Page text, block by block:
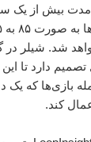
بیش از یک
شد. شیلر در
دارد تا
بازی‌ها که یک
کند.